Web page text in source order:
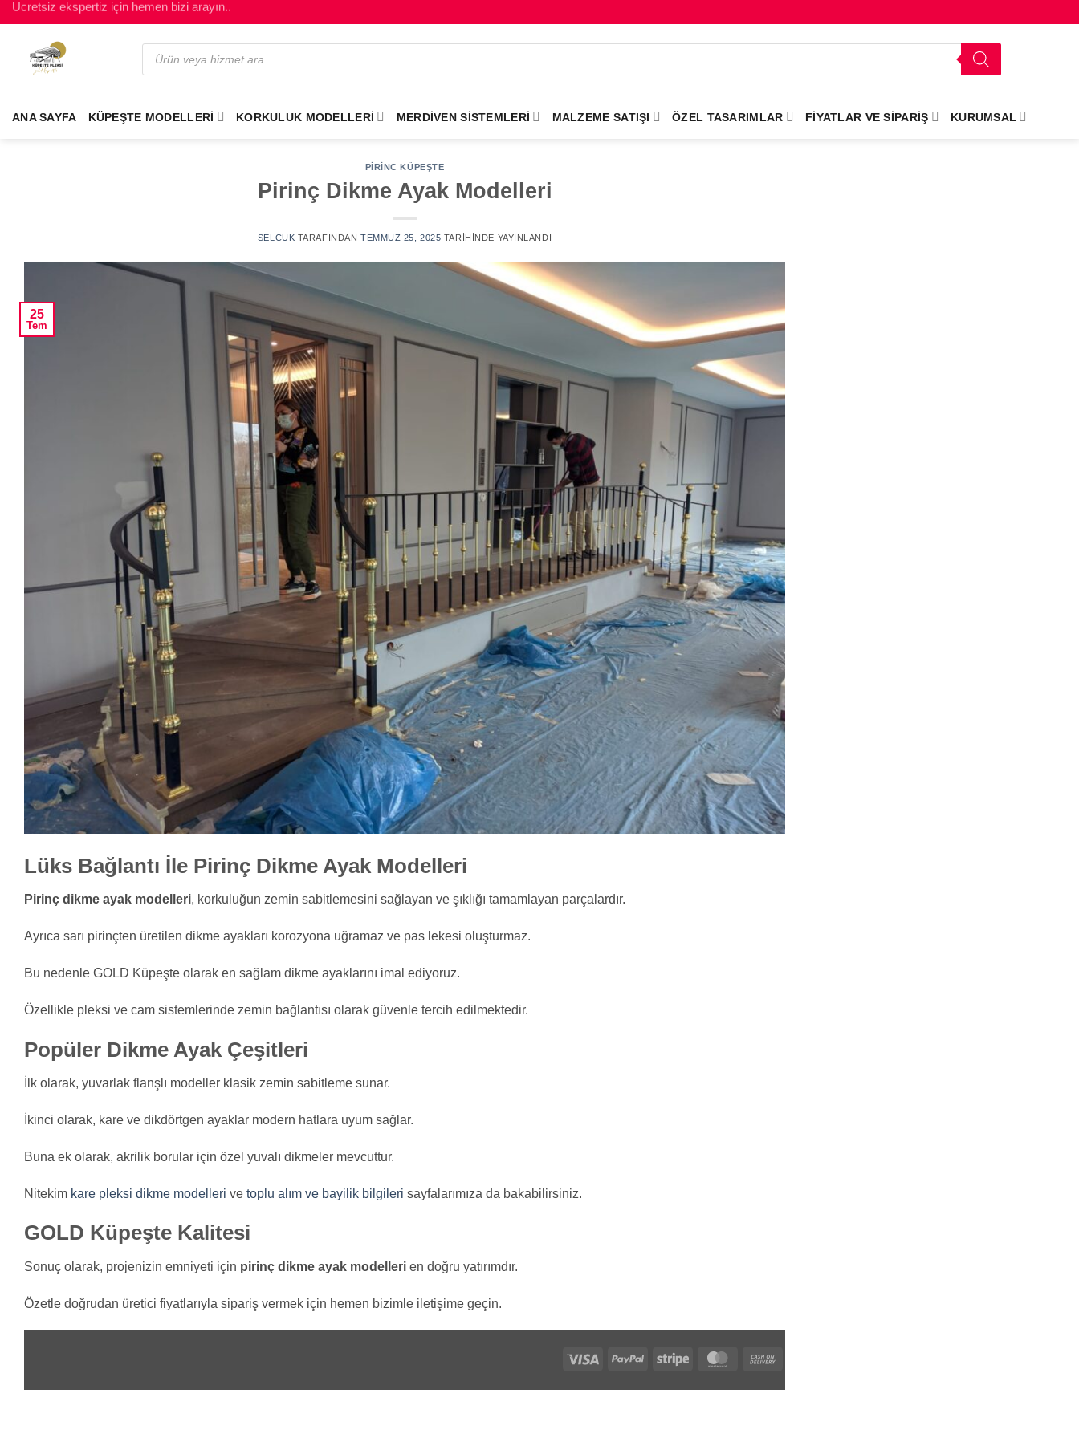
ANA SAYFA KÜPEŞTE MODELLERI KORKULUK MODELLERI MERDIVEN SISTEMLERI MALZEME SATIŞI ÖZEL TASARIMLAR FIYATLAR VE SIPARIŞ KURUMSAL
PIRINC KÜPEŞTE
Pirinç Dikme Ayak Modelleri
SELCUK TARAFINDAN TEMMUZ 25, 2025 TARIHINDE YAYINLANDI
25
Tem
Lüks Bağlantı İle Pirinç Dikme Ayak Modelleri
Pirinç dikme ayak modelleri, korkuluğun zemin sabitlemesini sağlayan ve şıklığı tamamlayan parçalardır.
Ayrıca sarı pirinçten üretilen dikme ayakları korozyona uğramaz ve pas lekesi oluşturmaz.
Bu nedenle GOLD Küpeşte olarak en sağlam dikme ayaklarını imal ediyoruz.
Özellikle pleksi ve cam sistemlerinde zemin bağlantısı olarak güvenle tercih edilmektedir.
Popüler Dikme Ayak Çeşitleri
İlk olarak, yuvarlak flanşlı modeller klasik zemin sabitleme sunar.
İkinci olarak, kare ve dikdörtgen ayaklar modern hatlara uyum sağlar.
Buna ek olarak, akrilik borular için özel yuvalı dikmeler mevcuttur.
Nitekim kare pleksi dikme modelleri ve toplu alım ve bayilik bilgileri sayfalarımıza da bakabilirsiniz.
GOLD Küpeşte Kalitesi
Sonuç olarak, projenizin emniyeti için pirinç dikme ayak modelleri en doğru yatırımdır.
Özetle doğrudan üretici fiyatlarıyla sipariş vermek için hemen bizimle iletişime geçin.